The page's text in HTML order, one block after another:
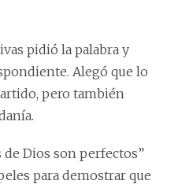
pidió la palabra y
Alegó que lo
pero también
Dios son perfectos”
para demostrar que